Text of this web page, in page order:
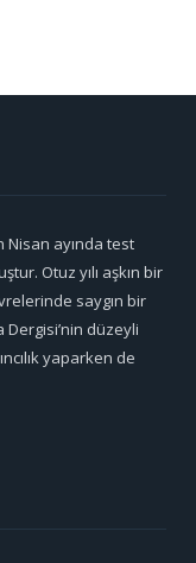
Nisan ayında test
Otuz yılı aşkın bir
saygın bir
düzeyli
yaparken de